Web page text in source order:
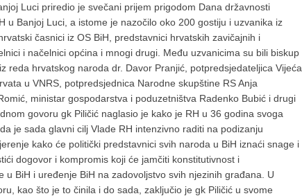
Luci priredio je svečani prijem prigodom Dana državnosti
u Banjoj Luci, a istome je nazočilo oko 200 gostiju i uzvanika iz
časnici iz OS BiH, predstavnici hrvatskih zavičajnih i
i načelnici općina i mnogi drugi. Među uzvanicima su bili biskup
reda hrvatskog naroda dr. Davor Pranjić, potpredsjedateljica Vijeća
u VNRS, potpredsjednica Narodne skupštine RS Anja
ministar gospodarstva i poduzetništva Radenko Bubić i drugi
govoru gk Piličić naglasio je kako je RH u 36 godina svoga
je sada glavni cilj Vlade RH intenzivno raditi na podizanju
kako će politički predstavnici svih naroda u BiH iznaći snage i
dogovor i kompromis koji će jamčiti konstitutivnost i
BiH i uređenje BiH na zadovoljstvo svih njezinih građana. U
kao što je to činila i do sada, zaključio je gk Piličić u svome